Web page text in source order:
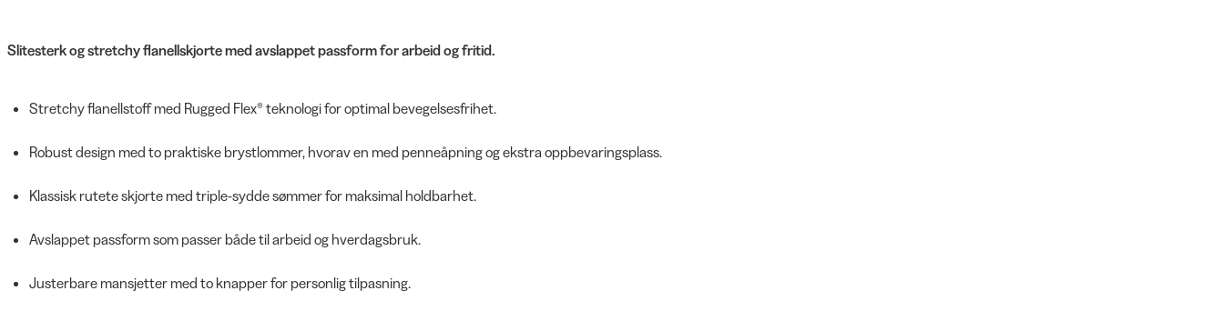
Slitesterk og stretchy flanellskjorte med avslappet passform for arbeid og fritid.
Stretchy flanellstoff med Rugged Flex® teknologi for optimal bevegelsesfrihet.
Robust design med to praktiske brystlommer, hvorav en med penneåpning og ekstra oppbevaringsplass.
Klassisk rutete skjorte med triple-sydde sømmer for maksimal holdbarhet.
Avslappet passform som passer både til arbeid og hverdagsbruk.
Justerbare mansjetter med to knapper for personlig tilpasning.